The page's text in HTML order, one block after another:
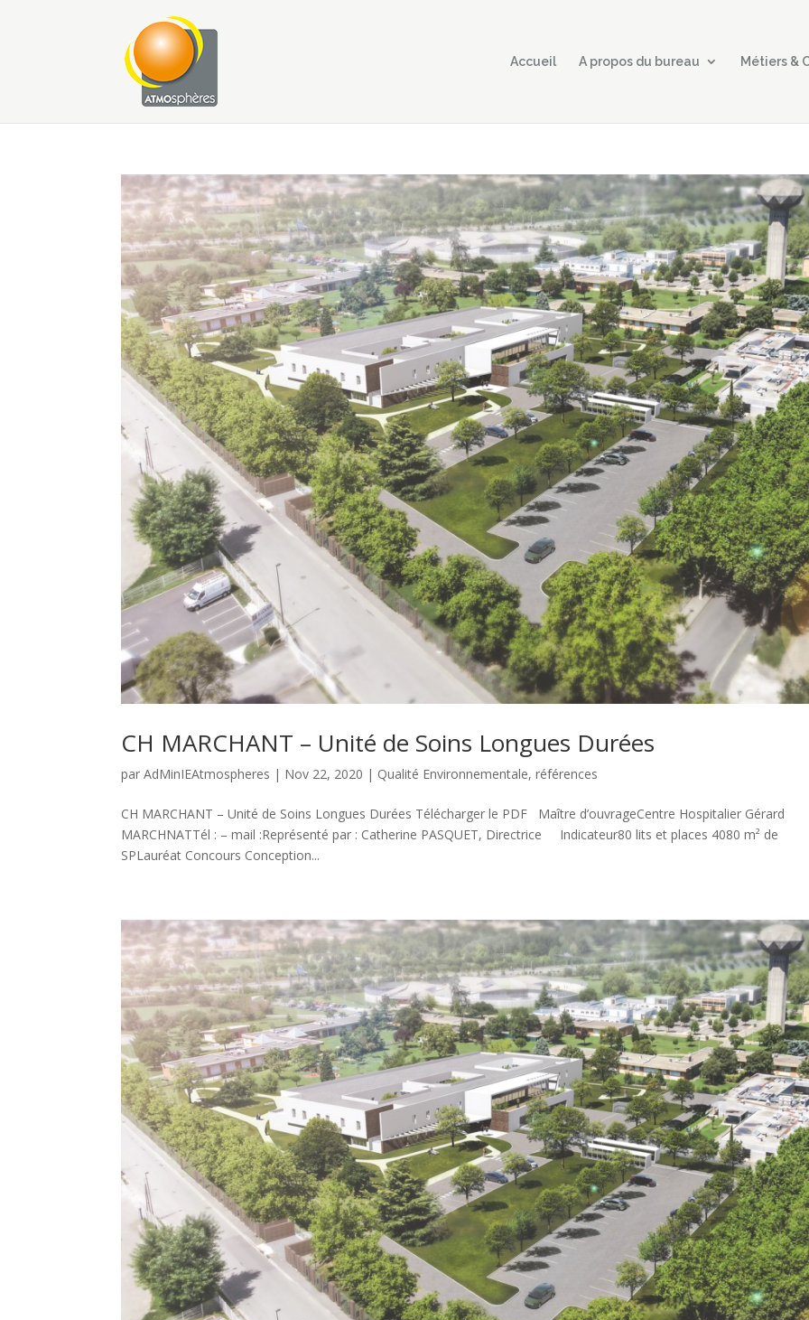
Accueil A propos du bureau Métiers &
CH MARCHANT – Unité de Soins Longues Durées
parAdMinIEAtmospheres | Nov 22, 2020 | Qualité Environnementale,références
CH MARCHANT – Unité de Soins Longues Durées Télécharger le PDF Maître d’ouvrageCentre Hospitalier Gérard
MARCHNATTél : – mail :Représenté par : Catherine PASQUET, Directrice Indicateur80 lits et places 4080 m² de
SPLauréat Concours Conception...